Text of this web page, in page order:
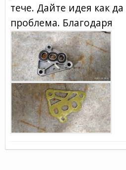
тече. Дайте идея как да
проблема. Благодаря